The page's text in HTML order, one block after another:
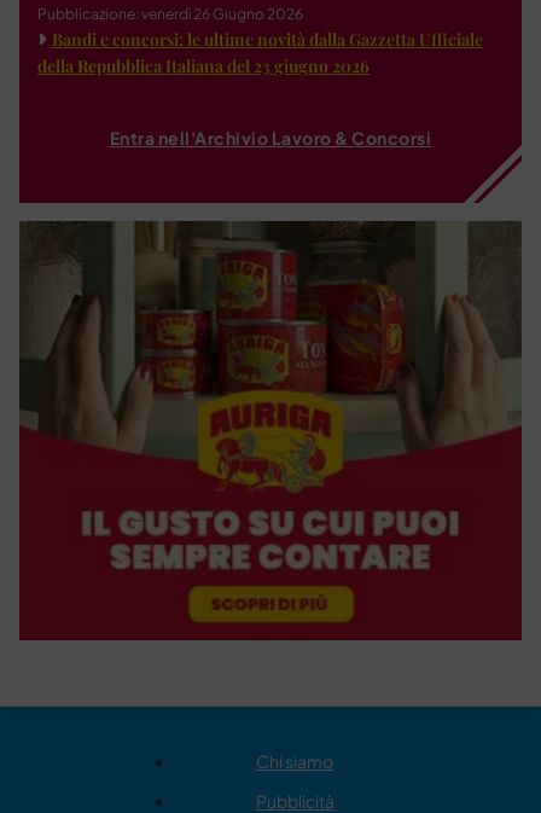
Pubblicazione: venerdì 26 Giugno 2026
Bandi e concorsi: le ultime novità dalla Gazzetta Ufficiale
della Repubblica Italiana del 23 giugno 2026
Entra nell'Archivio Lavoro & Concorsi
Chi siamo
Pubblicità